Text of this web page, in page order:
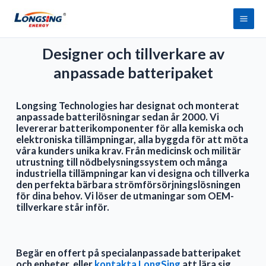
innehåll
Designer och tillverkare av
anpassade batteripaket
Longsing Technologies har designat och monterat
anpassade batterilösningar sedan år 2000. Vi
levererar batterikomponenter för alla kemiska och
elektroniska tillämpningar, alla byggda för att möta
våra kunders unika krav. Från medicinsk och militär
utrustning till nödbelysningssystem och många
industriella tillämpningar kan vi designa och tillverka
den perfekta bärbara strömförsörjningslösningen
för dina behov. Vi löser de utmaningar som OEM-
tillverkare står inför.
Begär en offert på specialanpassade batteripaket